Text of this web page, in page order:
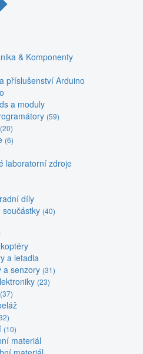
& Komponenty
příslušenství Arduino
a moduly
(59)
(20)
(6)
laboratorní zdroje
díly
součástky (40)
a letadla
a senzory (31)
(23)
(37)
(10)
materiál